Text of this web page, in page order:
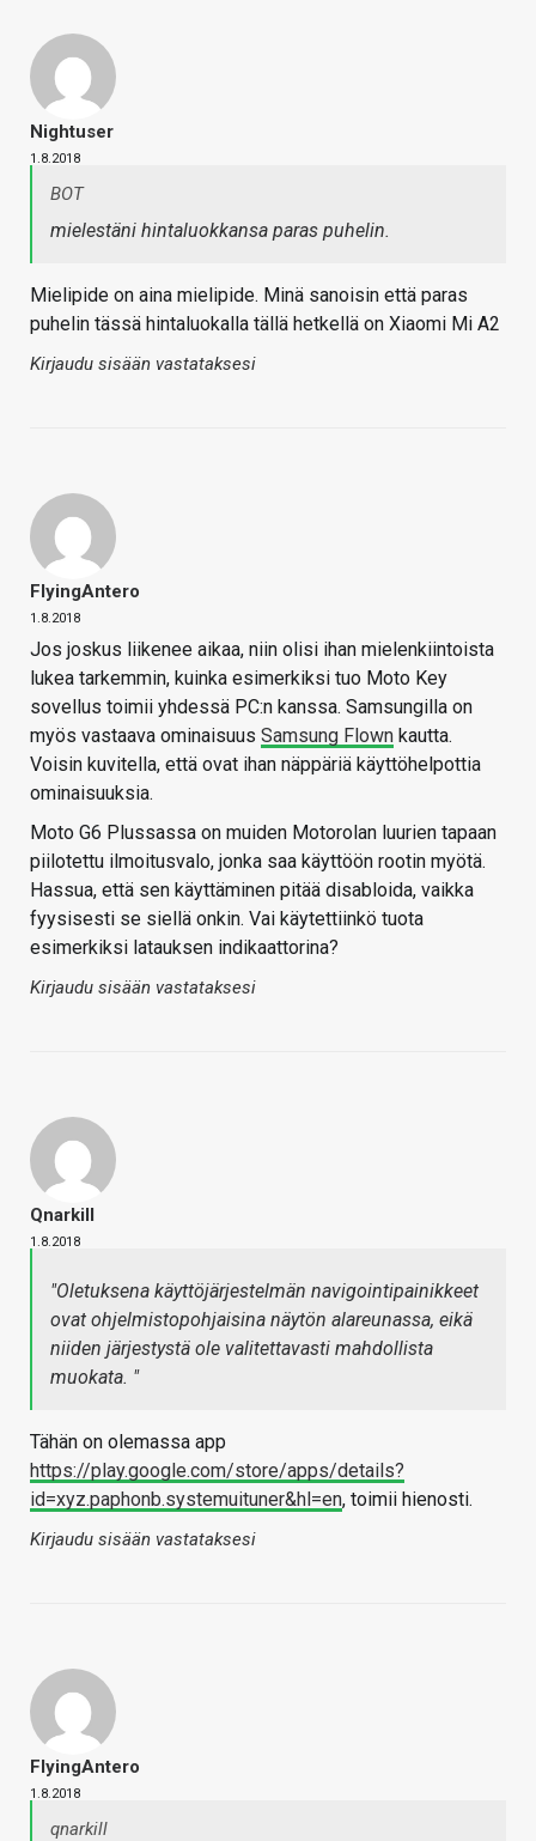
Nightuser
1.8.2018
BOT
mielestäni hintaluokkansa paras puhelin.
Mielipide on aina mielipide. Minä sanoisin että paras
puhelin tässä hintaluokalla tällä hetkellä on Xiaomi Mi A2
Kirjaudu sisään vastataksesi
FlyingAntero
1.8.2018
Jos joskus liikenee aikaa, niin olisi ihan mielenkiintoista
lukea tarkemmin, kuinka esimerkiksi tuo Moto Key
sovellus toimii yhdessä PC:n kanssa. Samsungilla on
myös vastaava ominaisuus Samsung Flown kautta.
Voisin kuvitella, että ovat ihan näppäriä käyttöhelpottia
ominaisuuksia.
Moto G6 Plussassa on muiden Motorolan luurien tapaan
piilotettu ilmoitusvalo, jonka saa käyttöön rootin myötä.
Hassua, että sen käyttäminen pitää disabloida, vaikka
fyysisesti se siellä onkin. Vai käytettiinkö tuota
esimerkiksi latauksen indikaattorina?
Kirjaudu sisään vastataksesi
Qnarkill
1.8.2018
"Oletuksena käyttöjärjestelmän navigointipainikkeet
ovat ohjelmistopohjaisina näytön alareunassa, eikä
niiden järjestystä ole valitettavasti mahdollista
muokata. "
Tähän on olemassa app
https://play.google.com/store/apps/details?
id=xyz.paphonb.systemuituner&hl=en, toimii hienosti.
Kirjaudu sisään vastataksesi
FlyingAntero
1.8.2018
qnarkill